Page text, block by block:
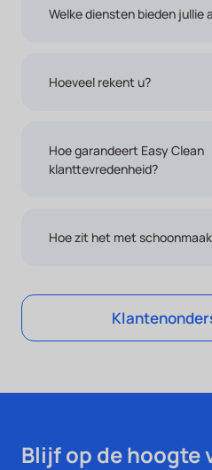
Welke diensten bieden jullie
Hoeveel rekent u?
Hoe garandeert Easy Clean
klanttevredenheid?
Hoe zit het met
Blijf op de hoogte